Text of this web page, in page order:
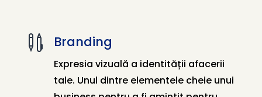
 Branding
Expresia vizuală a identității afacerii
tale. Unul dintre elementele cheie unui